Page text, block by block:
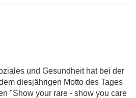
und Gesundheit hat bei der
diesjährigen Motto des Tages
"Show your rare - show you care